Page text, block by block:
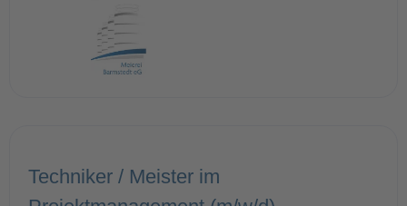
Techniker / Meister im